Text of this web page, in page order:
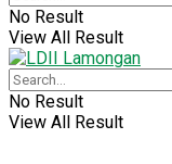
No Result
View All Result
No Result
View All Result